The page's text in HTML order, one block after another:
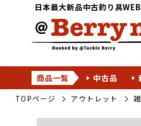
日本最大新品中古釣り具
商品一覧 中古品
TOPページ アウトレット